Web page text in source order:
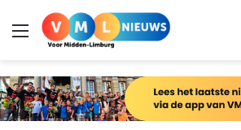
Menu